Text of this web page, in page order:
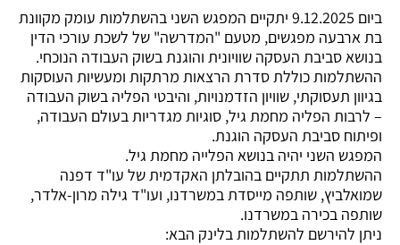
ביום 9.12.2025 יתקיים המפגש השני בהשתלמות עומק מקוונת
בת ארבעה מפגשים, מטעם "המדרשה" של לשכת עורכי הדין
בנושא סביבת העסקה שוויונית והוגנת בשוק העבודה הנוכחי.
ההשתלמות כוללת סדרת הרצאות מרתקות ומעשיות העוסקות
בגיוון תעסוקתי, שוויון הזדמנויות, והיבטי הפליה בשוק העבודה
– לרבות הפליה מחמת גיל, סוגיות מגדריות בעולם העבודה,
ופיתוח סביבת העסקה הוגנת.
המפגש השני יהיה בנושא הפלייה מחמת גיל.
ההשתלמות תתקיים בהובלתן האקדמית של עו"ד דפנה
שמואלביץ, שותפה מייסדת במשרדנו, ועו"ד גילה מרון-אלדר,
שותפה בכירה במשרדנו.
ניתן להירשם להשתלמות בלינק הבא: